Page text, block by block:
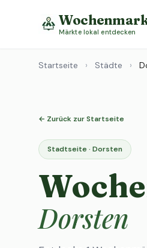
Märkte lokal entdecken
Startseite › Städte ›
← Zurück zur Startseite
Stadtseite · Dorsten
Dorsten